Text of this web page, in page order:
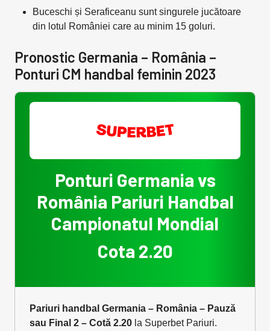
Buceschi și Seraficeanu sunt singurele jucătoare
din lotul României care au minim 15 goluri.
Pronostic Germania – România –
Ponturi CM handbal feminin 2023
Ponturi Germania vs
România Pariuri Handbal
Campionatul Mondial
Cota 2.20
Pariuri handbal Germania – România – Pauză
sau Final 2 – Cotă 2.20 la Superbet Pariuri.